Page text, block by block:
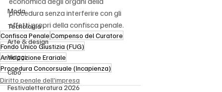
Moda
Tecnologia
Arte & design
Viaggi
Cibo
Festivaletteratura 2026
procedura senza interferire con gli
effetti propri della confisca penale.
Confisca PenaleCompenso del Curatore
Fondo Unico Giustizia (FUG)
Anticipazione Erariale
Procedura Concorsuale (Incapienza)
Diritto penale dell'impresa